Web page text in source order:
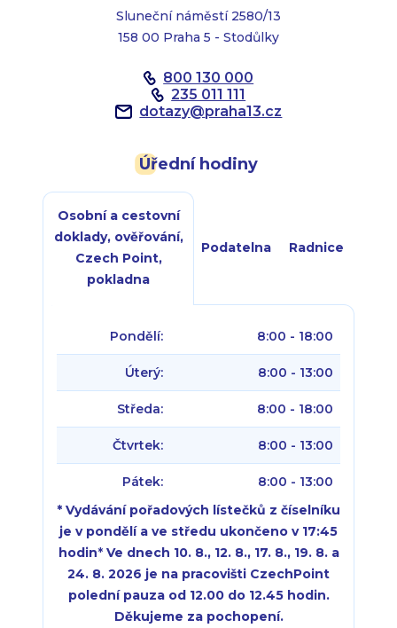
Sluneční náměstí 2580/13
158 00 Praha 5 - Stodůlky
800 130 000
235 011 111
dotazy@praha13.cz
Úřední hodiny
Osobní a cestovní
doklady, ověřování,
Czech Point,
pokladna
Podatelna Radnice
Pondělí: 8:00 - 18:00
Úterý: 8:00 - 13:00
Středa: 8:00 - 18:00
Čtvrtek: 8:00 - 13:00
Pátek:
8:00 - 13:00
* Vydávání pořadových lístečků z číselníku
je v pondělí a ve středu ukončeno v 17:45
hodin* Ve dnech 10. 8., 12. 8., 17. 8., 19. 8. a
24. 8. 2026 je na pracovišti CzechPoint
polední pauza od 12.00 do 12.45 hodin.
Děkujeme za pochopení.